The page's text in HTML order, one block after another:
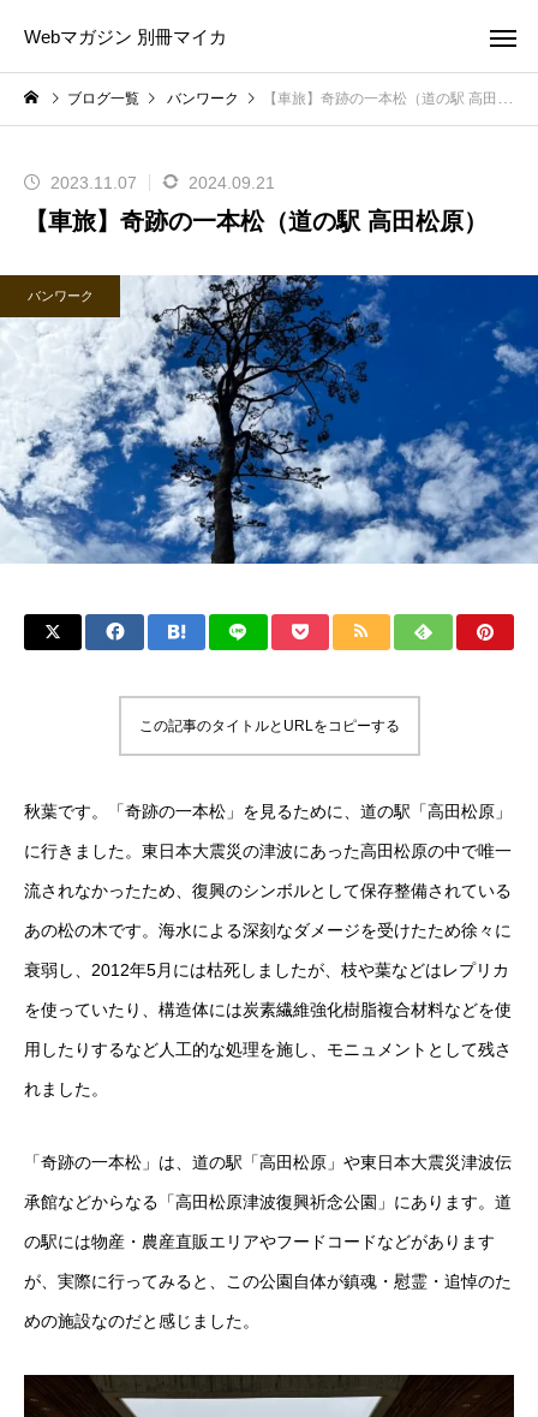
Webマガジン 別冊マイカ
ブログ一覧 バンワーク 【車旅】奇跡の一本松（道の駅 高田松原）
2023.11.07 2024.09.21
【車旅】奇跡の一本松（道の駅 高田松原）
バンワーク
この記事のタイトルとURLをコピーする
秋葉です。「奇跡の一本松」を見るために、道の駅「高田松原」
に行きました。東日本大震災の津波にあった高田松原の中で唯一
流されなかったため、復興のシンボルとして保存整備されている
あの松の木です。海水による深刻なダメージを受けたため徐々に
衰弱し、2012年5月には枯死しましたが、枝や葉などはレプリカ
を使っていたり、構造体には炭素繊維強化樹脂複合材料などを使
用したりするなど人工的な処理を施し、モニュメントとして残さ
れました。
「奇跡の一本松」は、道の駅「高田松原」や東日本大震災津波伝
承館などからなる「高田松原津波復興祈念公園」にあります。道
の駅には物産・農産直販エリアやフードコードなどがあります
が、実際に行ってみると、この公園自体が鎮魂・慰霊・追悼のた
めの施設なのだと感じました。